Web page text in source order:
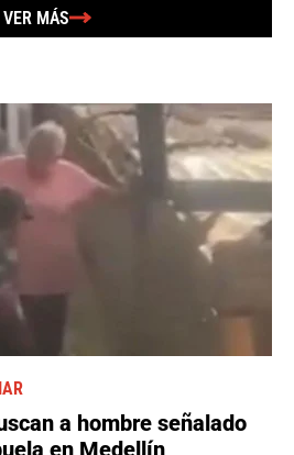
VER MÁS
a hombre señalado
en Medellín